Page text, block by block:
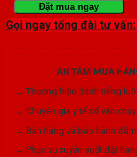
Thở
Oxy
(Mask
Oxygen)
Đặt mua ngay
Gọi ngay tổng đài tư
AN TÂM MUA
→ Thương hiệu danh tiếng
→ Chuyên gia y tế cố vấn
→ Bán hàng và bảo hành
→ Phục vụ xuyên suốt đặt